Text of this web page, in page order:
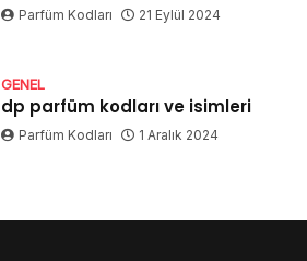
Parfüm Kodları 21 Eylül 2024
GENEL
dp parfüm kodları ve isimleri
Parfüm Kodları 1 Aralık 2024